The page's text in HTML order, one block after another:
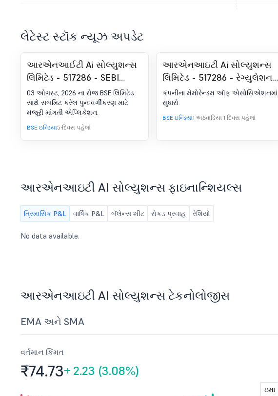
લેટેસ્ટ સ્ટૉક ન્યૂઝ અપડેટ
આરએનઆઈટી Ai સોલ્યુશન્સ
લિમિટેડ - 517286 - SEBI
(લિસ્ટિંગ ઓબ્લિગેશન્સ એન્ડ
ડિસ્ક્લોઝર રિક્વાયરમેન્ટ્સ)
રેગ્યુલેશન્સ, 2015 ના રેગ્યુલેશન
30 સાથે વાંચેલ રેગ્યુલેશન 31A
હેઠળ શ્રી વિવેક કુમાર રટકોંડા
તલવાર (પ્રમોટર ગ્રુપ સભ્યો)ના
પુનઃવર્ગીકરણ માટે મંજૂરી મેળવવા
માટે BSE લિમિટેડને એપ્લિકેશન
સબમિટ કરવા સંબંધિત
03 ઓગસ્ટ, 2026 ના રોજ BSE લિમિટેડ
સાથે સબમિટ કરેલ પુનઃવર્ગીકરણ માટે
મંજૂરી માંગતી એપ્લિકેશન.
BSE ઇન્ડિયા5 દિવસ પહેલાં
આરએનઆઇટી Ai સોલ્યુશન્સ
લિમિટેડ - 517286 - રેગ્યુલેશન
30 (એલઓડીઆર) હેઠળ
જાહેરાત - મેમોરેન્ડમ અને
આર્ટિકલ્સ ઑફ
કંપનીના મેમોરેન્ડમ ઑફ એસોસિએશનમાં
સુધારો.
BSE ઇન્ડિયા1 અઠવાડિયા 1 દિવસ પહેલાં
આરએનઆઇટી AI સોલ્યુશન્સ ફાઇનાન્શિયલ્સ
ત્રિમાસિક P&L વાર્ષિક P&L બૅલેન્સ શીટ રોકડ પ્રવાહ રેશિયો
No data available.
આરએનઆઇટી AI સોલ્યુશન્સ ટેકનોલોજીસ
EMA અને SMA
વર્તમાન કિંમત
₹74.73+ 2.23 (3.08%)
ઇમા